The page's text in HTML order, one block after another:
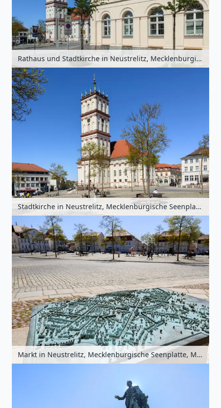
Rathaus und Stadtkirche in Neustrelitz, Mecklenburgische Seenplatte, Mecklenburg-Vorpommern, Deutschland
Stadtkirche in Neustrelitz, Mecklenburgische Seenplatte, Mecklenburg-Vorpommern, Deutschland
Markt in Neustrelitz, Mecklenburgische Seenplatte, Mecklenburg-Vorpommern, Deutschland